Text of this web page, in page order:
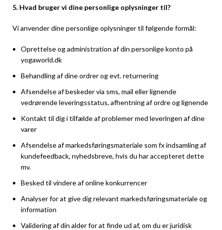
5. Hvad bruger vi dine personlige oplysninger til?
Vi anvender dine personlige oplysninger til følgende formål:
Oprettelse og administration af din personlige konto på
yogaworld.dk
Behandling af dine ordrer og evt. returnering
Afsendelse af beskeder via sms, mail eller lignende
vedrørende leveringsstatus, afhentning af ordre og lignende
Kontakt til dig i tilfælde af problemer med leveringen af dine
varer
Afsendelse af markedsføringsmateriale som fx indsamling af
kundefeedback, nyhedsbreve, hvis du har accepteret dette
mv.
Besked til vindere af online konkurrencer
Analyser for at give dig relevant markedsføringsmateriale og
information
Validering af din alder for at finde ud af, om du er juridisk